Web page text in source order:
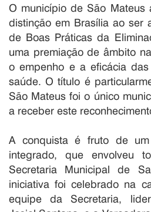
O município de São Mateus
distinção em Brasília ao ser
de Boas Práticas da
uma premiação de âmbito
o empenho e a eficácia
saúde. O título é
São Mateus foi o único
a receber este
A conquista é fruto de
integrado, que envolveu
Secretaria Municipal de
iniciativa foi celebrado na
equipe da Secretaria,